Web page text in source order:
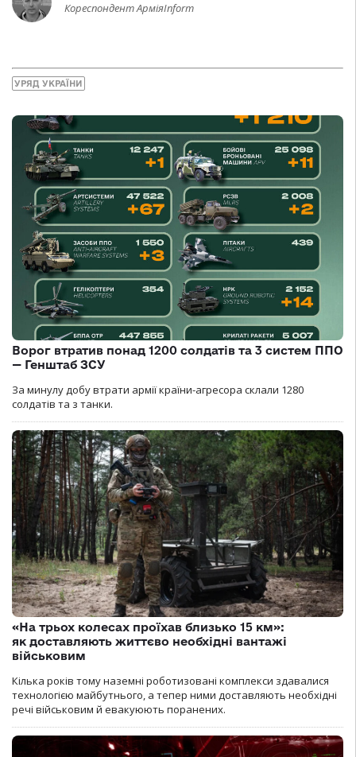
Кореспондент АрміяInform
УРЯД УКРАЇНИ
Ворог втратив понад 1200 солдатів та 3 систем ППО
— Генштаб ЗСУ
За минулу добу втрати армії країни-агресора склали 1280
солдатів та з танки.
«На трьох колесах проїхав близько 15 км»:
як доставляють життєво необхідні вантажі
військовим
Кілька років тому наземні роботизовані комплекси здавалися
технологією майбутнього, а тепер ними доставляють необхідні
речі військовим й евакуюють поранених.